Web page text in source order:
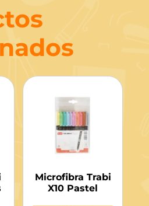
Microfibra Trabi
X10 Pastel